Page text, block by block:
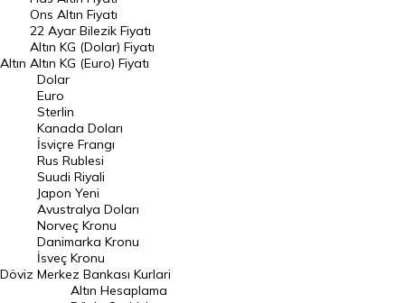
Döviz Kuru
Dolar Kuru
Euro Kuru
Pound Kuru
Frank Kuru
Riyal Kuru
Avustralya Doları
Danimarka Kronu Kuru
Kanada Doları Kuru
Norveç Kronu Kuru
Altın
Ons Altın Fiyatı
22 Ayar Bilezik Fiyatı
Altın KG (Dolar) Fiyatı
Altın KG (Euro) Fiyatı
Döviz
Dolar
Euro
Sterlin
Kanada Doları
İsviçre Frangı
Rus Rublesi
Suudi Riyali
Japon Yeni
Avustralya Doları
Norveç Kronu
Danimarka Kronu
İsveç Kronu
Merkez Bankası Kurlari
Altın Hesaplama